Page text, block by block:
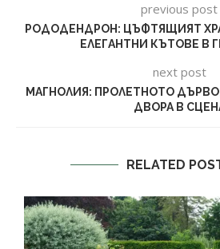
previous post
РОДОДЕНДРОН: ЦЪФТЯЩИЯТ
ЕЛЕГАНТНИ КЪТОВЕ В
next post
МАГНОЛИЯ: ПРОЛЕТНОТО
ДВОРА В
RELATED